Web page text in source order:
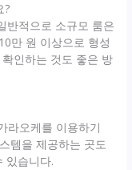
?
반적으로 소규모 룸은
만 원 이상으로 형성
인하는 것도 좋은 방
라오케를 이용하기
템을 제공하는 곳도
있습니다.